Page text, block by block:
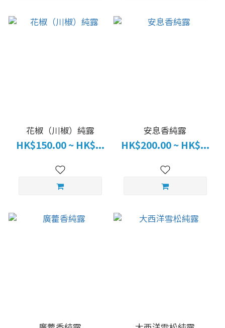
花椒（川椒）純露
HK$150.00 ~ HK$...
安息香純露
HK$200.00 ~ HK$...